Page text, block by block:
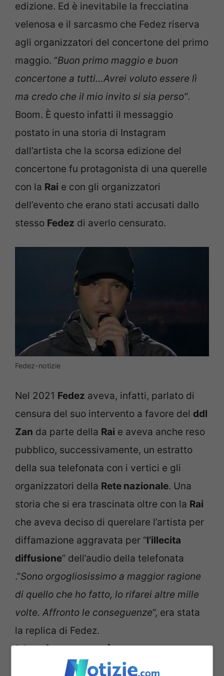
edizione. Ed è inevitabile la frecciatina
velenosa e il sarcasmo che Fedez riserva
agli organizzatori del concertone del primo
maggio. “Buon primo maggio e buon
concertone a tutti…Avrei voluto essere lì
ma credo che il mio invito si sia perso”.
Boom. È questo infatti il messaggio
postato in una storia di Instagram
dall’artista che la scorsa edizione del
concertone fu protagonista di una querelle
con la Rai e con gli organizzatori
dell’evento che erano stati accusati dallo
stesso Fedez di averlo censurato.
Fedez-notizie
Nel 2021 Fedez aveva, infatti, parlato di
censura del suo intervento a favore del ddl
Zan da parte della Rai e aveva anche reso
pubblico, successivamente, un estratto
della sua telefonata con i vertici e gli
organizzatori della Rete nazionale. Una
storia che si era trascinata oltre con la Rai
che aveva deciso di querelare l’artista per
diffamazione aggravata per “l’illecita
diffusione” dell’audio della telefonata
.”Sono orgogliosissimo a maggior ragione
di quello che ho fatto, lo rifarei altre mille
volte. Affronto le conseguenze“, era stata
la replica di Fedez.
L’artista non è stato
invitato al Concerto del